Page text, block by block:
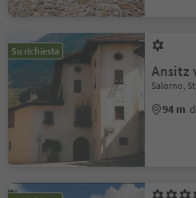
Su richiesta
Ansitz
Salorno,
94 m